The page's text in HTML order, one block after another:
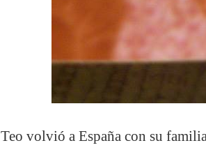
Teo volvió a España con su